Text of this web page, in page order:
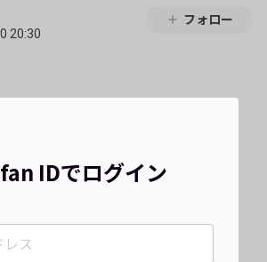
20:30
フォロー
IDでログイン